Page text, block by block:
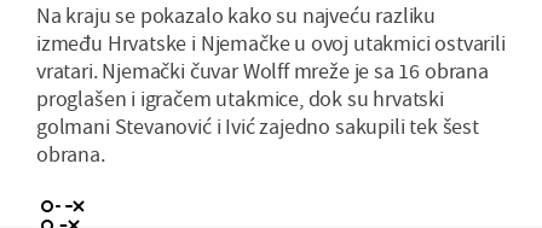
Na kraju se pokazalo kako su najveću razliku
između Hrvatske i Njemačke u ovoj utakmici ostvarili
vratari. Njemački čuvar Wolff mreže je sa 16 obrana
proglašen i igračem utakmice, dok su hrvatski
golmani Stevanović i Ivić zajedno sakupili tek šest
obrana.